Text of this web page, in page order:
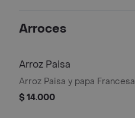
Arroces
Arroz Paisa
Arroz Paisa y papa Francesa
$ 14.000